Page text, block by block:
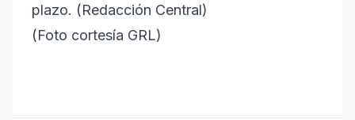
plazo. (Redacción Central)
(Foto cortesía GRL)